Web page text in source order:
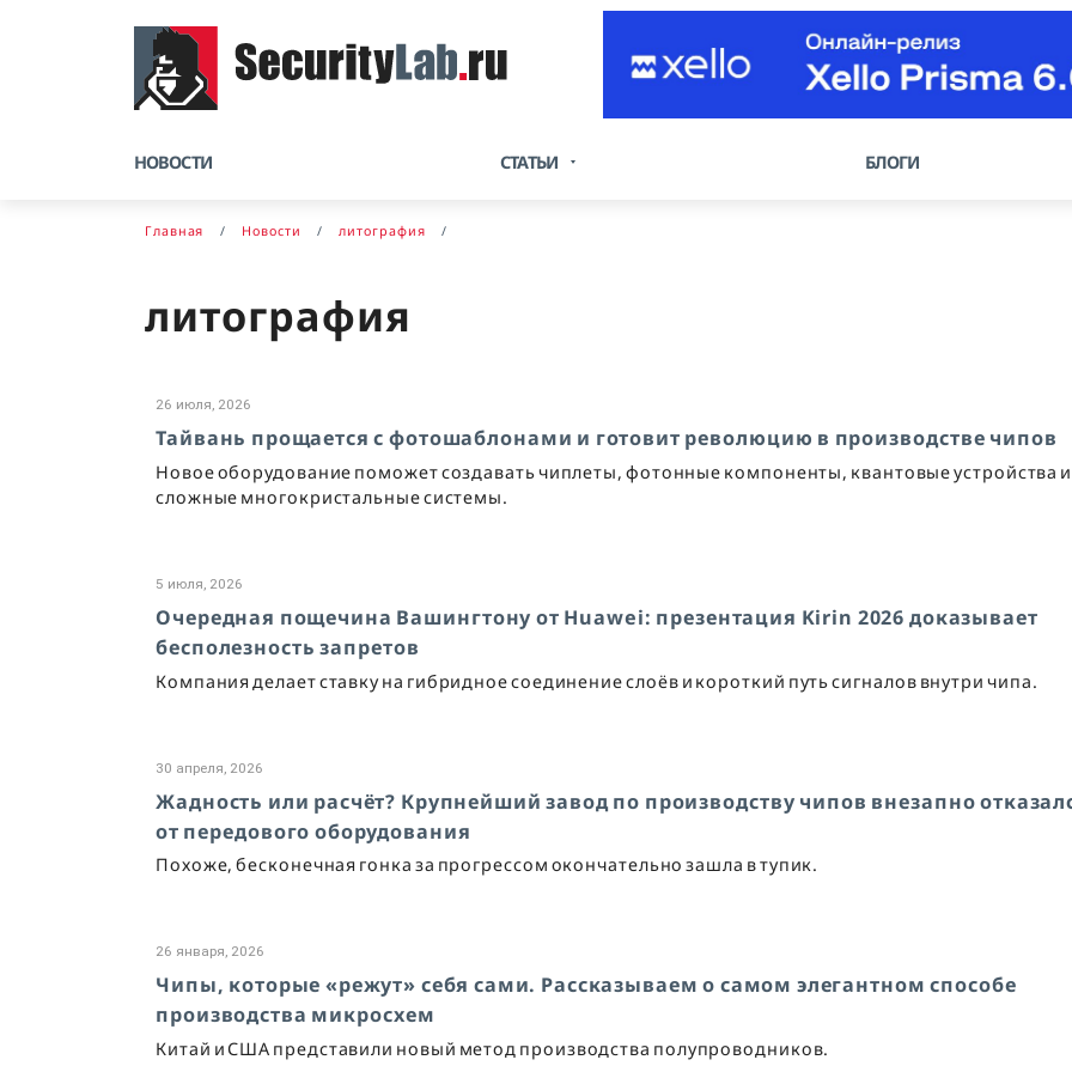
НОВОСТИ СТАТЬИ БЛОГИ
Главная Новости литография
литография
26 июля, 2026
Тайвань прощается с фотошаблонами и готовит революцию в производстве чипов
Новое оборудование поможет создавать чиплеты, фотонные компоненты, квантовые устройства и
сложные многокристальные системы.
5 июля, 2026
Очередная пощечина Вашингтону от Huawei: презентация Kirin 2026 доказывает
бесполезность запретов
Компания делает ставку на гибридное соединение слоёв и короткий путь сигналов внутри чипа.
30 апреля, 2026
Жадность или расчёт? Крупнейший завод по производству чипов внезапно
от передового оборудования
Похоже, бесконечная гонка за прогрессом окончательно зашла в тупик.
26 января, 2026
Чипы, которые «режут» себя сами. Рассказываем о самом элегантном способе
производства микросхем
Китай и США представили новый метод производства полупроводников.